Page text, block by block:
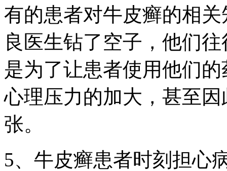
有的患者对牛皮癣的相
良医生钻了空子，他们
是为了让患者使用他们
心理压力的加大，甚至
张。
5、牛皮癣患者时刻担心